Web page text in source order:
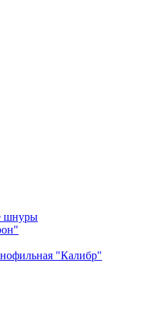
шнуры
"Калибр"